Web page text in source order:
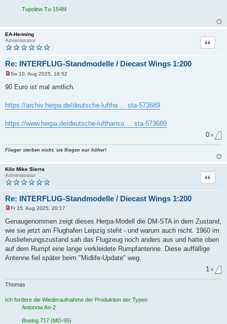
Tupolew Tu-154M
EA-Henning
Administrator
Re: INTERFLUG-Standmodelle / Diecast Wings 1:200
Zitat
n
g
l
e
e
n
B
e
t
r
a
g
So 10. Aug 2025, 18:52
90 Euro ist mal amtlich.
https://archiv.herpa.de/deutsche-luftha ... sta-573689
https://www.herpa.de/deutsche-lufthansa ... sta-573689
0 x
Flieger sterben nicht, sie fliegen nur höher!
Kilo Mike Sierra
Administrator
Re: INTERFLUG-Standmodelle / Diecast Wings 1:200
Zitat
n
g
e
e
s
e
n
B
e
t
Fr 15. Aug 2025, 20:17
Genaugenommen zeigt dieses Herpa-Modell die DM-STA in dem Zustand,
wie sie jetzt am Flughafen Leipzig steht - und warum auch nicht. 1960 im
Auslieferungszustand sah das Flugzeug noch anders aus und hatte oben
auf dem Rumpf eine lange verkleidete Rumpfantenne. Diese auffällige
Antenne fiel später beim "Midlife-Update" weg.
1 x
Thomas
Ich fordere die Wiederaufnahme der Produktion der Typen
Antonow An-2
Boeing 717 (MD-95)